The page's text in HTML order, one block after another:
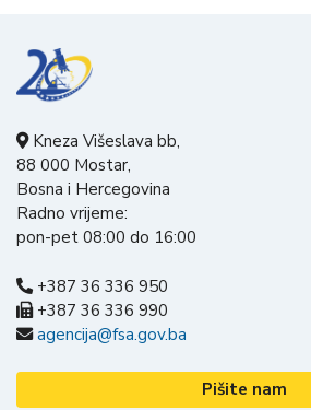
Kneza Višeslava bb,
88 000 Mostar,
Bosna i Hercegovina
Radno vrijeme:
pon-pet 08:00 do 16:00
+387 36 336 950
+387 36 336 990
agencija@fsa.gov.ba
Pišite nam